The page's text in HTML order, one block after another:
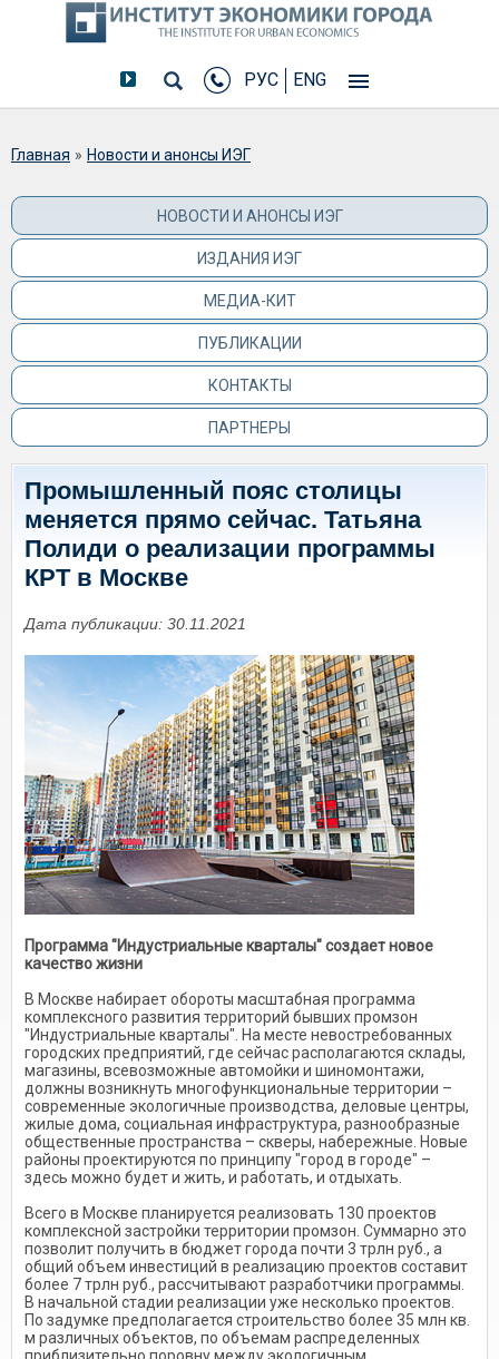
РУС ENG
Вы здесь
Главная » Новости и анонсы ИЭГ
НОВОСТИ И АНОНСЫ ИЭГ
ИЗДАНИЯ ИЭГ
МЕДИА-КИТ
ПУБЛИКАЦИИ
КОНТАКТЫ
ПАРТНЕРЫ
Промышленный пояс столицы
меняется прямо сейчас. Татьяна
Полиди о реализации программы
КРТ в Москве
Дата публикации: 30.11.2021
Программа "Индустриальные кварталы" создает новое
качество жизни
В Москве набирает обороты масштабная программа
комплексного развития территорий бывших промзон
"Индустриальные кварталы". На месте невостребованных
городских предприятий, где сейчас располагаются склады,
магазины, всевозможные автомойки и шиномонтажи,
должны возникнуть многофункциональные территории –
современные экологичные производства, деловые центры,
жилые дома, социальная инфраструктура, разнообразные
общественные пространства – скверы, набережные. Новые
районы проектируются по принципу "город в городе" –
здесь можно будет и жить, и работать, и отдыхать.
Всего в Москве планируется реализовать 130 проектов
комплексной застройки территории промзон. Суммарно это
позволит получить в бюджет города почти 3 трлн руб., а
общий объем инвестиций в реализацию проектов составит
более 7 трлн руб., рассчитывают разработчики программы.
В начальной стадии реализации уже несколько проектов.
По задумке предполагается строительство более 35 млн кв.
м различных объектов, по объемам распределенных